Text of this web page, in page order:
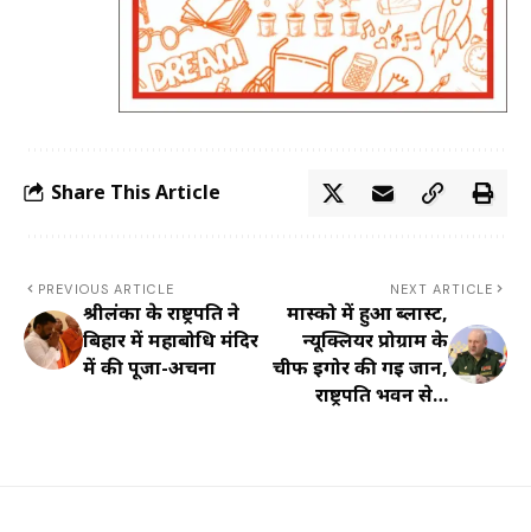
Share This Article
PREVIOUS ARTICLE
श्रीलंका के राष्ट्रपति ने
बिहार में महाबोधि मंदिर
में की पूजा-अर्चना
NEXT ARTICLE
मास्को में हुआ ब्लास्ट,
न्यूक्लियर प्रोग्राम के
चीफ इगोर की गई जान,
राष्ट्रपति भवन से…